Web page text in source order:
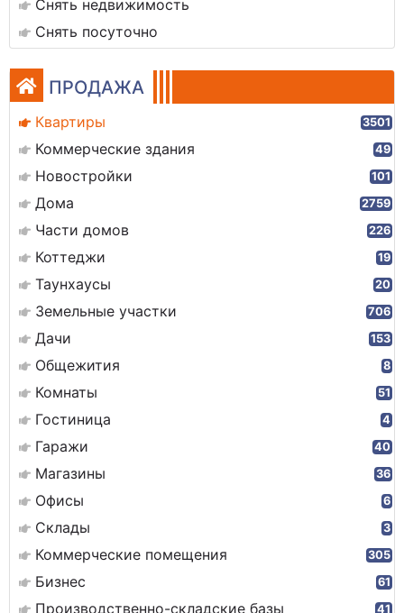
Снять недвижимость
Снять посуточно
ПРОДАЖА
Квартиры 3501
Коммерческие здания 49
Новостройки 101
Дома 2759
Части домов 226
Коттеджи 19
Таунхаусы 20
Земельные участки 706
Дачи 153
Общежития 8
Комнаты 51
Гостиница 4
Гаражи 40
Магазины 36
Офисы 6
Склады 3
Коммерческие помещения 305
Бизнес 61
Производственно-складские базы 41